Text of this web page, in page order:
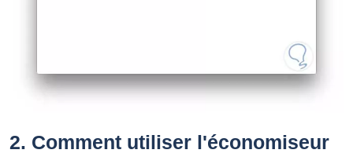
2. Comment utiliser l'économiseur